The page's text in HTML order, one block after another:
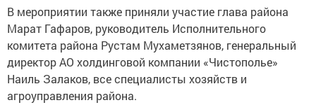
В мероприятии также приняли участие глава района
Марат Гафаров, руководитель Исполнительного
комитета района Рустам Мухаметзянов, генеральный
директор АО холдинговой компании «Чистополье»
Наиль Залаков, все специалисты хозяйств и
агроуправления района.